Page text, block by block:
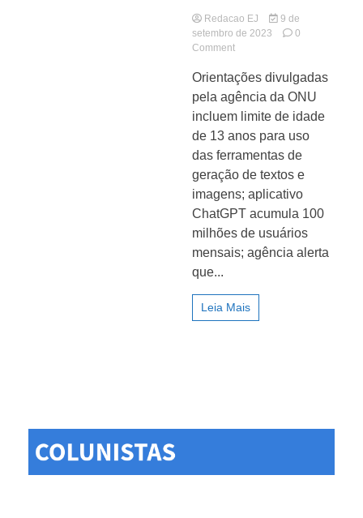
Redacao EJ
9 de
setembro de 2023
0
Commenton
propõe
regulamentação
de
IA
generativa
Orientações divulgadas
pela agência da ONU
incluem limite de idade
de 13 anos para uso
das ferramentas de
geração de textos e
imagens; aplicativo
ChatGPT acumula 100
milhões de usuários
mensais; agência alerta
que...
Leia Mais